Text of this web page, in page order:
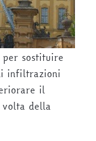
sostituire
infiltrazioni
il
della